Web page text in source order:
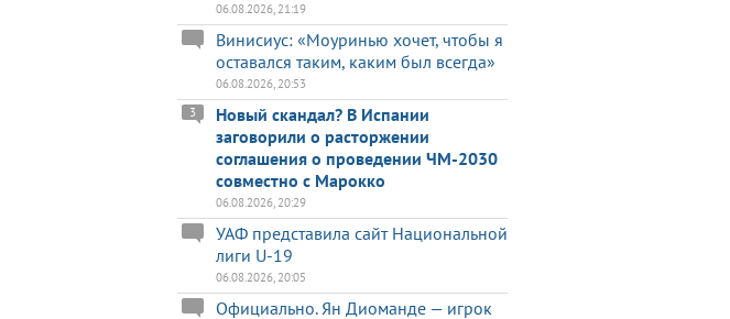
06.08.2026, 21:19
Винисиус: «Моуринью хочет, чтобы я
оставался таким, каким был всегда»
06.08.2026, 20:53
Новый скандал? В Испании
заговорили о расторжении
соглашения о проведении ЧМ-2030
совместно с Марокко
3
06.08.2026, 20:29
УАФ представила сайт Национальной
лиги U-19
06.08.2026, 20:05
Официально. Ян Диоманде — игрок